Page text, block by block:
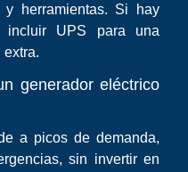
y herramientas. Si hay
incluir UPS para una
extra.
generador eléctrico
a picos de demanda,
sin invertir en